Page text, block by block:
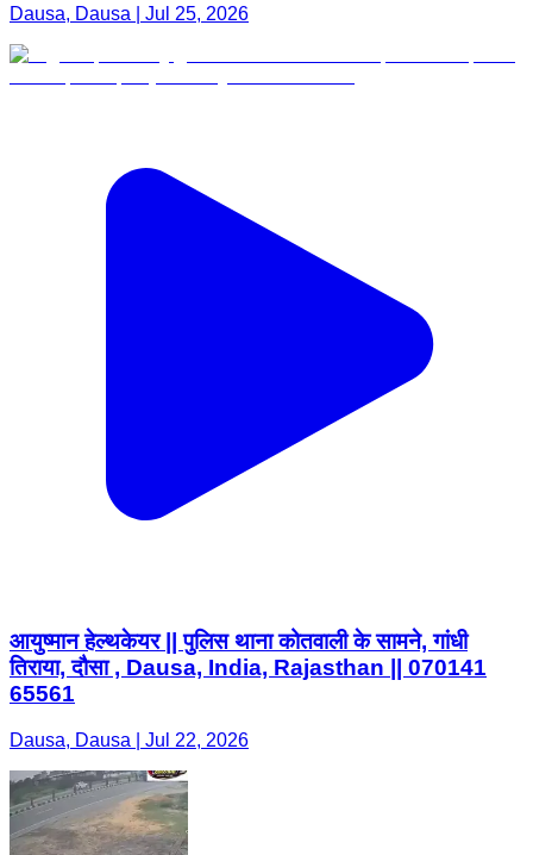
Dausa, Dausa | Jul 25, 2026
आयुष्मान हेल्थकेयर || पुलिस थाना कोतवाली के सामने, गांधी
तिराया, दौसा , Dausa, India, Rajasthan || 070141
65561
Dausa, Dausa | Jul 22, 2026